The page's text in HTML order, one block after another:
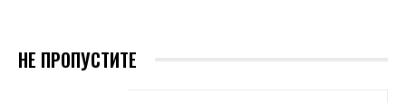
НЕ ПРОПУСТИТЕ